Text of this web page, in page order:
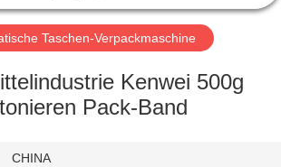
Taschen-Verpackmaschine
Kenwei 500g
Pack-Band
CHINA